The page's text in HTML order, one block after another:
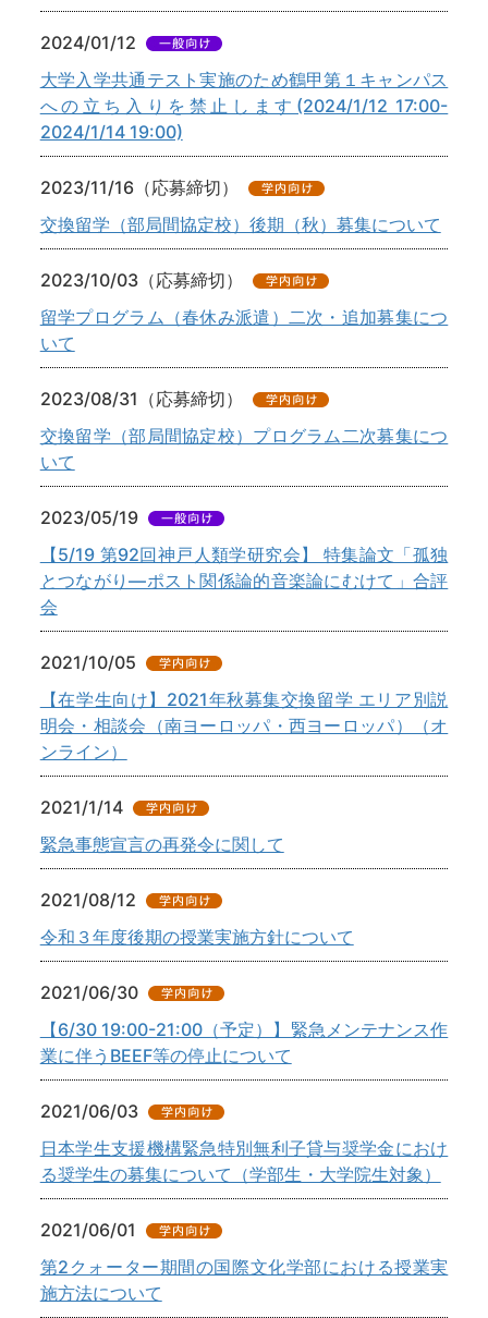
2024/01/12
大学入学共通テスト実施のため鶴甲第１キャンパス
への立ち入りを禁止します(2024/1/12 17:00-
2024/1/14 19:00)
2023/11/16（応募締切）
交換留学（部局間協定校）後期（秋）募集について
2023/10/03（応募締切）
留学プログラム（春休み派遣）二次・追加募集につ
いて
2023/08/31（応募締切）
交換留学（部局間協定校）プログラム二次募集につ
いて
2023/05/19
【5/19 第92回神戸人類学研究会】 特集論文「孤独
とつながり―ポスト関係論的音楽論にむけて」合評
会
2021/10/05
【在学生向け】2021年秋募集交換留学 エリア別説
明会・相談会（南ヨーロッパ・西ヨーロッパ）（オ
ンライン）
2021/1/14
緊急事態宣言の再発令に関して
2021/08/12
令和３年度後期の授業実施方針について
2021/06/30
【6/30 19:00-21:00（予定）】緊急メンテナンス作
業に伴うBEEF等の停止について
2021/06/03
日本学生支援機構緊急特別無利子貸与奨学金におけ
る奨学生の募集について（学部生・大学院生対象）
2021/06/01
第2クォーター期間の国際文化学部における授業実
施方法について